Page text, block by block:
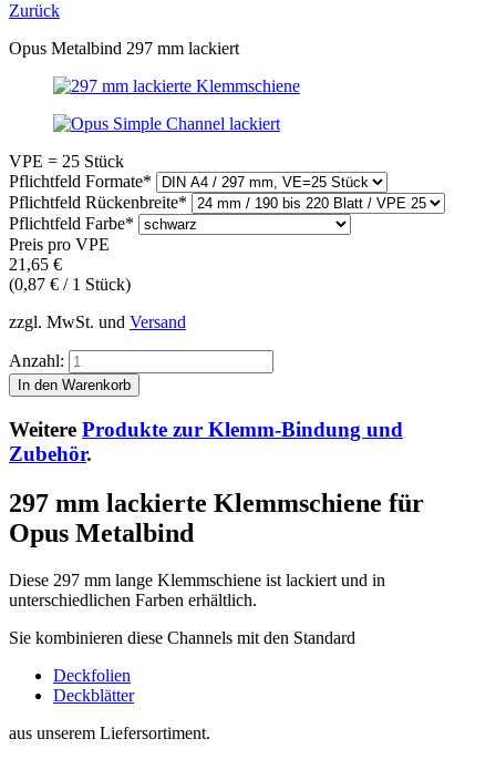
Zurück
Opus Metalbind 297 mm lackiert
VPE = 25 Stück
Pflichtfeld Formate*
Pflichtfeld Rückenbreite*
Pflichtfeld Farbe*
Preis pro VPE
21,65 €
(0,87 € / 1 Stück)
zzgl. MwSt. und Versand
Anzahl:
Weitere Produkte zur Klemm-Bindung und
Zubehör.
297 mm lackierte Klemmschiene für
Opus Metalbind
Diese 297 mm lange Klemmschiene ist lackiert und in
unterschiedlichen Farben erhältlich.
Sie kombinieren diese Channels mit den Standard
Deckfolien
Deckblätter
aus unserem Liefersortiment.